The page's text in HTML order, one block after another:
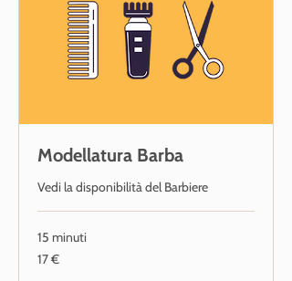
Modellatura Barba
Vedi la disponibilità del Barbiere
15 minuti
17
euro
17 €